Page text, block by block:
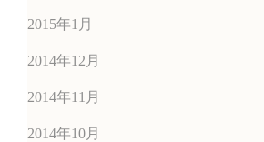
2015年1月
2014年12月
2014年11月
2014年10月